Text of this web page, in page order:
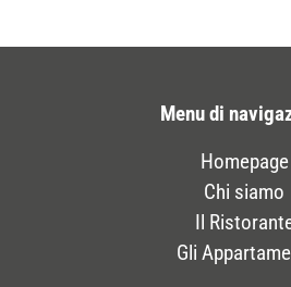
Menu di
Homepage
Chi siamo
Il
Gli